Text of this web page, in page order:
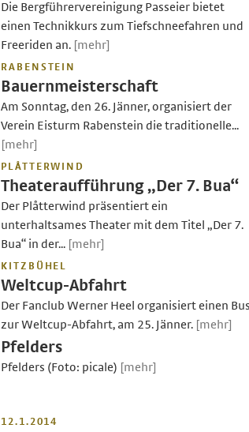
Die Bergführervereinigung Passeier bietet
einen Technikkurs zum Tiefschneefahren und
Freeriden an. [mehr]
RABENSTEIN
Bauernmeisterschaft
Am Sonntag, den 26. Jänner, organisiert der
Verein Eisturm Rabenstein die traditionelle...
[mehr]
PLÅTTERWIND
Theateraufführung „Der 7. Bua“
Der Plåtterwind präsentiert ein
unterhaltsames Theater mit dem Titel „Der 7.
Bua“ in der... [mehr]
KITZBÜHEL
Weltcup-Abfahrt
Der Fanclub Werner Heel organisiert einen
zur Weltcup-Abfahrt, am 25. Jänner. [mehr]
Pfelders
Pfelders (Foto: picale) [mehr]
12.1.2014